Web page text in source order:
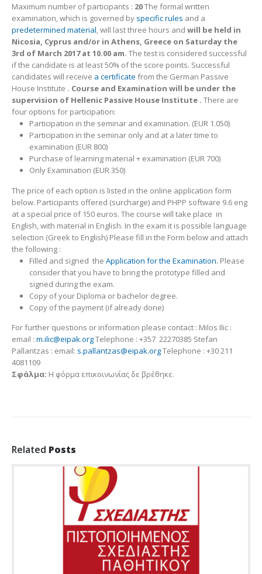
Maximum number of participants : 20The formal written
examination, which is governed by specific rules and a
predetermined material, will last three hours and will be held in
Nicosia, Cyprus and/or in Athens, Greece on Saturday the
3rd of March 2017 at 10.00 am. The test is considered successful
if the candidate is at least 50% of the score points. Successful
candidates will receive a certificate from the German Passive
House Institute . Course and Examination will be under the
supervision of Hellenic Passive House Institute . There are
four options for participation:
Participation in the seminar and examination. (EUR 1.050)
Participation in the seminar only and at a later time to
examination (EUR 800)
Purchase of learning material + examination (EUR 700)
Only Examination (EUR 350)
The price of each option is listed in the online application form
below. Participants offered (surcharge) and PHPP software 9.6 eng
at a special price of 150 euros. The course will take place in
English, with material in English. In the exam it is possible language
selection (Greek to English) Please fill in the Form below and attach
the following :
Filled and signed the Application for the Examination. Please
consider that you have to bring the prototype filled and
signed during the exam.
Copy of your Diploma or bachelor degree.
Copy of the payment (if already done)
For further questions or information please contact : Milos Ilic :
email : m.ilic@eipak.orgTelephone : +357 22270385 Stefan
Pallantzas : email: s.pallantzas@eipak.orgTelephone : +30 211
4081109
Σφάλμα: Η φόρμα επικοινωνίας δε βρέθηκε.
Related Posts